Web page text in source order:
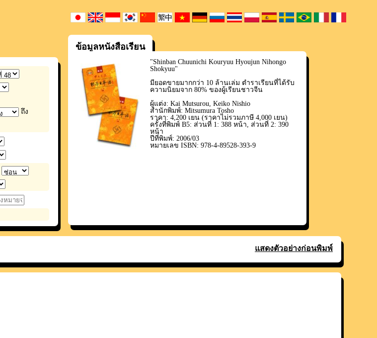
ถึง
ข้อมูลหนังสือเรียน
"Shinban Chuunichi Kouryuu Hyoujun Nihongo
Shokyuu"
มียอดขายมากกว่า 10 ล้านเล่ม ตำราเรียนที่ได้รับ
ความนิยมจาก 80% ของผู้เรียนชาวจีน
ผู้แต่ง: Kai Mutsurou, Keiko Nishio
สำนักพิมพ์: Mitsumura Tosho
ราคา: 4,200 เยน (ราคาไม่รวมภาษี 4,000 เยน)
ครั้งที่พิมพ์ B5: ส่วนที่ 1: 388 หน้า, ส่วนที่ 2: 390
หน้า
ปีที่พิมพ์: 2006/03
หมายเลข ISBN: 978-4-89528-393-9
แสดงตัวอย่างก่อนพิมพ์